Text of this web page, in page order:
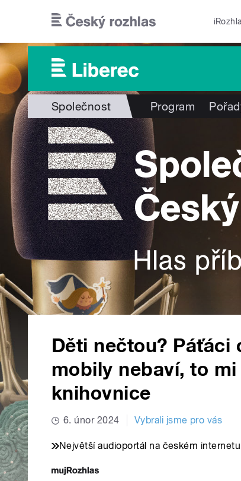
Společnost Program
Děti nečtou? Páťáci
mobily nebaví, to
knihovnice
6. únor 2024 Vybrali jsme pro vás
Největší audioportál na českém internetu